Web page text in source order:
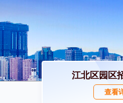
江北区园区
查看